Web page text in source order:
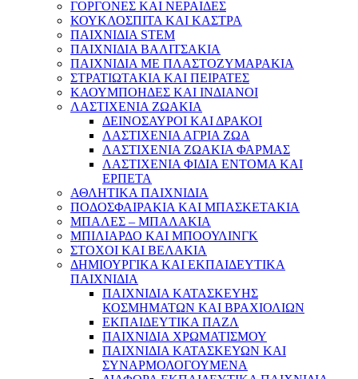
ΓΟΡΓΟΝΕΣ ΚΑΙ ΝΕΡΑΙΔΕΣ
ΚΟΥΚΛΟΣΠΙΤΑ ΚΑΙ ΚΑΣΤΡΑ
ΠΑΙΧΝΙΔΙΑ STEM
ΠΑΙΧΝΙΔΙΑ ΒΑΛΙΤΣΑΚΙΑ
ΠΑΙΧΝΙΔΙΑ ΜΕ ΠΛΑΣΤΟΖΥΜΑΡΑΚΙΑ
ΣΤΡΑΤΙΩΤΑΚΙΑ ΚΑΙ ΠΕΙΡΑΤΕΣ
ΚΑΟΥΜΠΟΗΔΕΣ ΚΑΙ ΙΝΔΙΑΝΟΙ
ΛΑΣΤΙΧΕΝΙΑ ΖΩΑΚΙΑ
ΔΕΙΝΟΣΑΥΡΟΙ ΚΑΙ ΔΡΑΚΟΙ
ΛΑΣΤΙΧΕΝΙΑ ΑΓΡΙΑ ΖΩΑ
ΛΑΣΤΙΧΕΝΙΑ ΖΩΑΚΙΑ ΦΑΡΜΑΣ
ΛΑΣΤΙΧΕΝΙΑ ΦΙΔΙΑ ΕΝΤΟΜΑ ΚΑΙ
ΕΡΠΕΤΑ
ΑΘΛΗΤΙΚΑ ΠΑΙΧΝΙΔΙΑ
ΠΟΔΟΣΦΑΙΡΑΚΙΑ ΚΑΙ ΜΠΑΣΚΕΤΑΚΙΑ
ΜΠΑΛΕΣ – ΜΠΑΛΑΚΙΑ
ΜΠΙΛΙΑΡΔΟ ΚΑΙ ΜΠΟΟΥΛΙΝΓΚ
ΣΤΟΧΟΙ ΚΑΙ ΒΕΛΑΚΙΑ
ΔΗΜΙΟΥΡΓΙΚΑ ΚΑΙ ΕΚΠΑΙΔΕΥΤΙΚΑ
ΠΑΙΧΝΙΔΙΑ
ΠΑΙΧΝΙΔΙΑ ΚΑΤΑΣΚΕΥΗΣ
ΚΟΣΜΗΜΑΤΩΝ ΚΑΙ ΒΡΑΧΙΟΛΙΩΝ
ΕΚΠΑΙΔΕΥΤΙΚΑ ΠΑΖΛ
ΠΑΙΧΝΙΔΙΑ ΧΡΩΜΑΤΙΣΜΟΥ
ΠΑΙΧΝΙΔΙΑ ΚΑΤΑΣΚΕΥΩΝ ΚΑΙ
ΣΥΝΑΡΜΟΛΟΓΟΥΜΕΝΑ